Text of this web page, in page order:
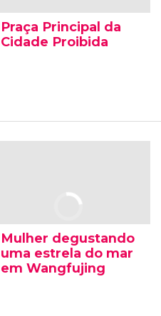
Praça Principal da
Cidade Proibida
Mulher degustando
uma estrela do mar
em Wangfujing